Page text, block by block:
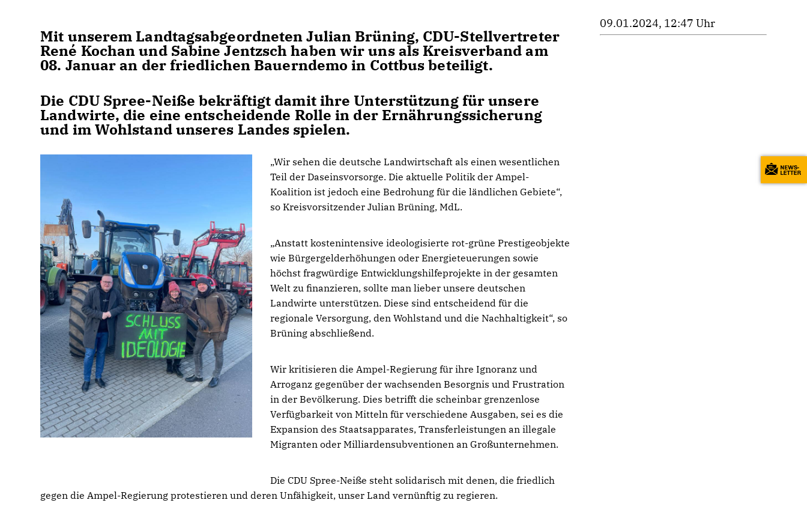
Mit unserem Landtagsabgeordneten Julian Brüning, CDU-Stellvertreter
René Kochan und Sabine Jentzsch haben wir uns als Kreisverband am
08. Januar an der friedlichen Bauerndemo in Cottbus beteiligt.
Die CDU Spree-Neiße bekräftigt damit ihre Unterstützung für unsere
Landwirte, die eine entscheidende Rolle in der Ernährungssicherung
und im Wohlstand unseres Landes spielen.
Wir sehen die deutsche Landwirtschaft als einen wesentlichen
Teil der Daseinsvorsorge. Die aktuelle Politik der Ampel-
Koalition ist jedoch eine Bedrohung für die ländlichen Gebiete“,
so Kreisvorsitzender Julian Brüning, MdL.
Anstatt kostenintensive ideologisierte rot-grüne Prestigeobjekte
wie Bürgergelderhöhungen oder Energieteuerungen sowie
höchst fragwürdige Entwicklungshilfeprojekte in der gesamten
Welt zu finanzieren, sollte man lieber unsere deutschen
Landwirte unterstützen. Diese sind entscheidend für die
regionale Versorgung, den Wohlstand und die Nachhaltigkeit“, so
Brüning abschließend.
Wir kritisieren die Ampel-Regierung für ihre Ignoranz und
Arroganz gegenüber der wachsenden Besorgnis und Frustration
in der Bevölkerung. Dies betrifft die scheinbar grenzenlose
Verfügbarkeit von Mitteln für verschiedene Ausgaben, sei es die
Expansion des Staatsapparates, Transferleistungen an illegale
Migranten oder Milliardensubventionen an Großunternehmen.
Die CDU Spree-Neiße steht solidarisch mit denen, die friedlich
gegen die Ampel-Regierung protestieren und deren Unfähigkeit, unser Land vernünftig zu regieren.
09.01.2024, 12:47 Uhr